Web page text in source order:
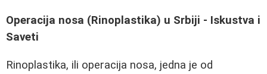
Operacija nosa (Rinoplastika) u Srbiji - Iskustva i
Saveti
Rinoplastika, ili operacija nosa, jedna je od